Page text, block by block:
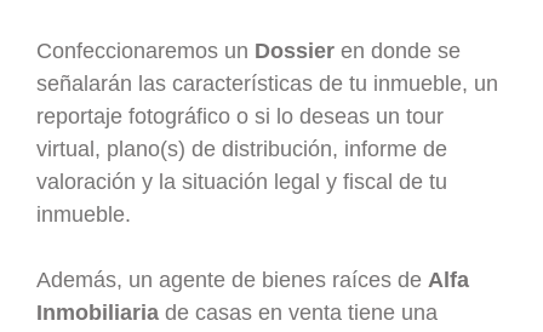
Confeccionaremos un Dossier en donde se
señalarán las características de tu inmueble, un
reportaje fotográfico o si lo deseas un tour
virtual, plano(s) de distribución, informe de
valoración y la situación legal y fiscal de tu
inmueble.
Además, un agente de bienes raíces de Alfa
Inmobiliaria de casas en venta tiene una